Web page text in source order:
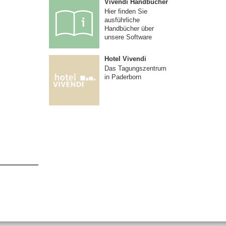
Vivendi Handbücher
Hier finden Sie
ausführliche
Handbücher über
unsere Software
Hotel Vivendi
Das Tagungszentrum
in Paderborn